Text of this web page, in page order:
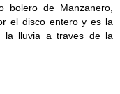
bolero de Manzanero,
el disco entero y es la
la lluvia a traves de la